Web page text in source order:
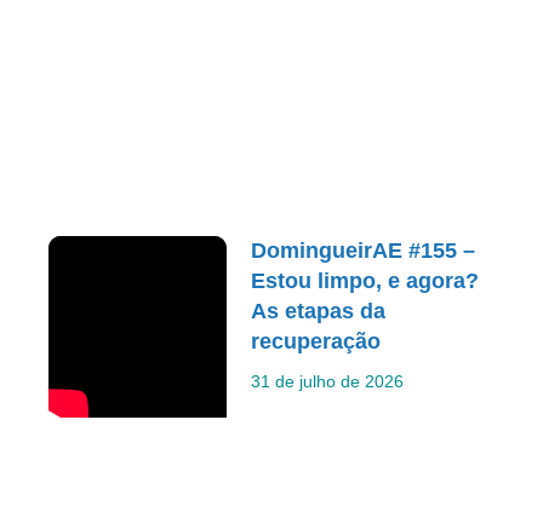
DomingueirAE #155 –
Estou limpo, e agora?
As etapas da
recuperação
31 de julho de 2026